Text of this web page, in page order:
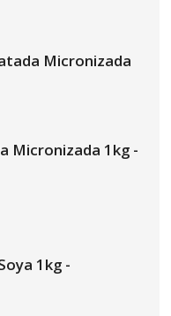
Micronizada
Micronizada 1kg -
1kg -